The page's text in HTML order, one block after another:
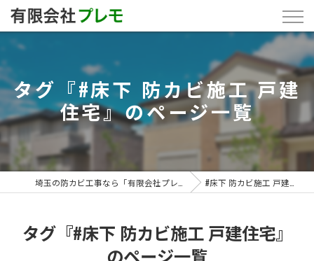
タグ『#床下 防カビ施工 戸建
住宅』のページ一覧
#床下 防カビ施工 戸建住宅
タグ『#床下 防カビ施工 戸建住宅』
のページ一覧